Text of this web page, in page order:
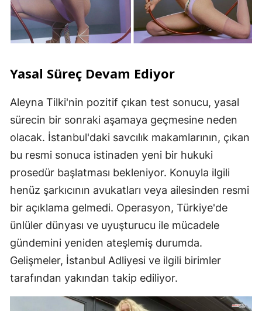
Yasal Süreç Devam Ediyor
Aleyna Tilki'nin pozitif çıkan test sonucu, yasal
sürecin bir sonraki aşamaya geçmesine neden
olacak. İstanbul'daki savcılık makamlarının, çıkan
bu resmi sonuca istinaden yeni bir hukuki
prosedür başlatması bekleniyor. Konuyla ilgili
henüz şarkıcının avukatları veya ailesinden resmi
bir açıklama gelmedi. Operasyon, Türkiye'de
ünlüler dünyası ve uyuşturucu ile mücadele
gündemini yeniden ateşlemiş durumda.
Gelişmeler, İstanbul Adliyesi ve ilgili birimler
tarafından yakından takip ediliyor.